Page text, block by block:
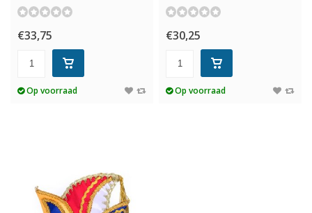
€33,75
Op voorraad
€30,25
Op voorraad